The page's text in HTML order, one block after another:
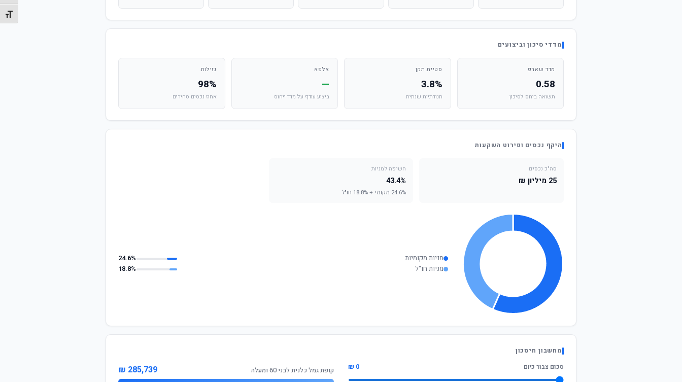
מתג
מדדי סיכון וביצועים
מדד שארפ
0.58
תשואה ביחס לסיכון
סטיית תקן
3.8%
תנודתיות שנתית
אלפא
—
ביצוע עודף על מדד ייחוס
נזילות
98%
אחוז נכסים סחירים
היקף נכסים ופירוט השקעות
סה"כ נכסים
25 מיליון ₪
חשיפה למניות
43.4%
24.6% מקומי + 18.8% חו"ל
מניות מקומיות
24.6%
מניות חו"ל
18.8%
מחשבון חיסכון
סכום צבור כיום
0 ₪ קופת גמל כלנית לבני 60 ומעלה 285,739 ₪